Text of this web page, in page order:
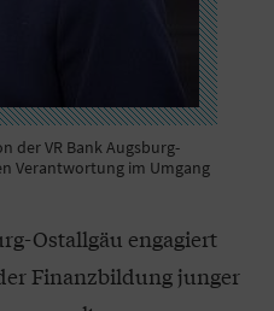
der VR Bank Augsburg-
Verantwortung im Umgang
Ostallgäu engagiert
Finanzbildung junger